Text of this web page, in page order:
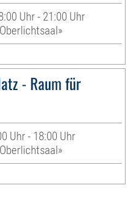
Uhr - 21:00 Uhr
- Raum für
Uhr - 18:00 Uhr